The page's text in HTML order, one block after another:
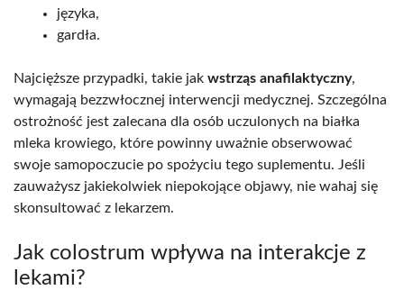
języka,
gardła.
Najcięższe przypadki, takie jak wstrząs anafilaktyczny,
wymagają bezzwłocznej interwencji medycznej. Szczególna
ostrożność jest zalecana dla osób uczulonych na białka
mleka krowiego, które powinny uważnie obserwować
swoje samopoczucie po spożyciu tego suplementu. Jeśli
zauważysz jakiekolwiek niepokojące objawy, nie wahaj się
skonsultować z lekarzem.
Jak colostrum wpływa na interakcje z
lekami?